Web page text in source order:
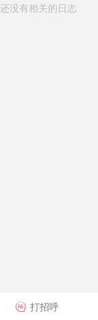
还没有相关的日志
 打招呼